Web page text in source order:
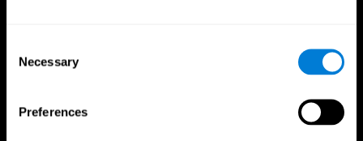
Selection
Necessary
Preferences